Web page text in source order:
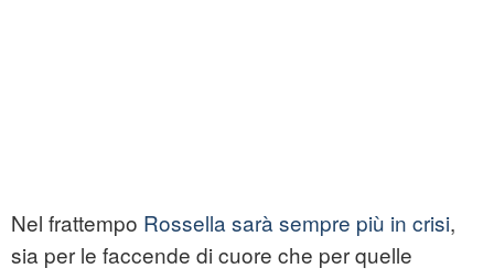
Nel frattempo Rossella sarà sempre più in crisi,
sia per le faccende di cuore che per quelle